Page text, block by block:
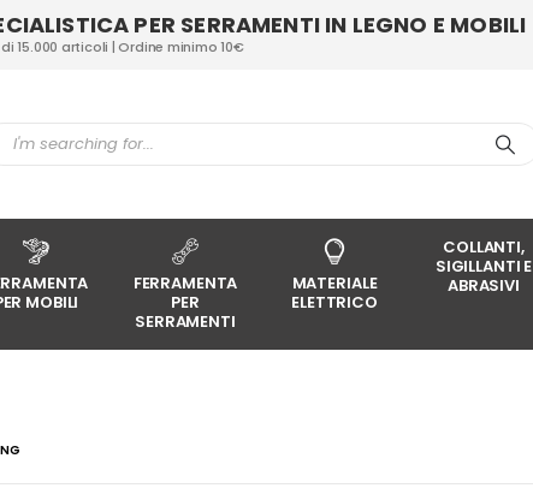
PER SERRAMENTI IN LEGNO E MOBILI
15.000 articoli | Ordine minimo 10€
MOBILI
FERRAMENTA
PER
SERRAMENTI
MATERIALE
ELETTRICO
COLLANTI,
SIGILLANTI E
ABRASIVI